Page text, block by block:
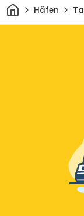
HeimHäfen